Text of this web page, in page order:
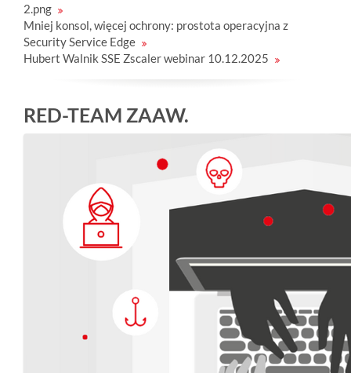
2.png
Mniej konsol, więcej ochrony: prostota operacyjna z
Security Service Edge
Hubert Walnik SSE Zscaler webinar 10.12.2025
RED-TEAM ZAAW.